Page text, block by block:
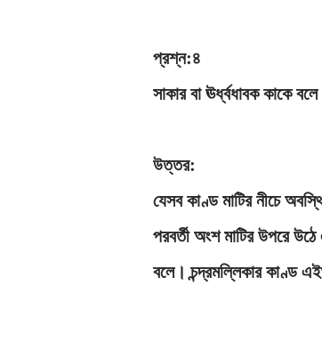
প্রশ্ন:৪
সাকার বা ঊর্ধ্বধাবক কাকে
উত্তর:
যেসব কাণ্ড মাটির নীচে
পরবর্তী অংশ মাটির উপরে
বলে। চন্দ্রমল্লিকার কাণ্ড